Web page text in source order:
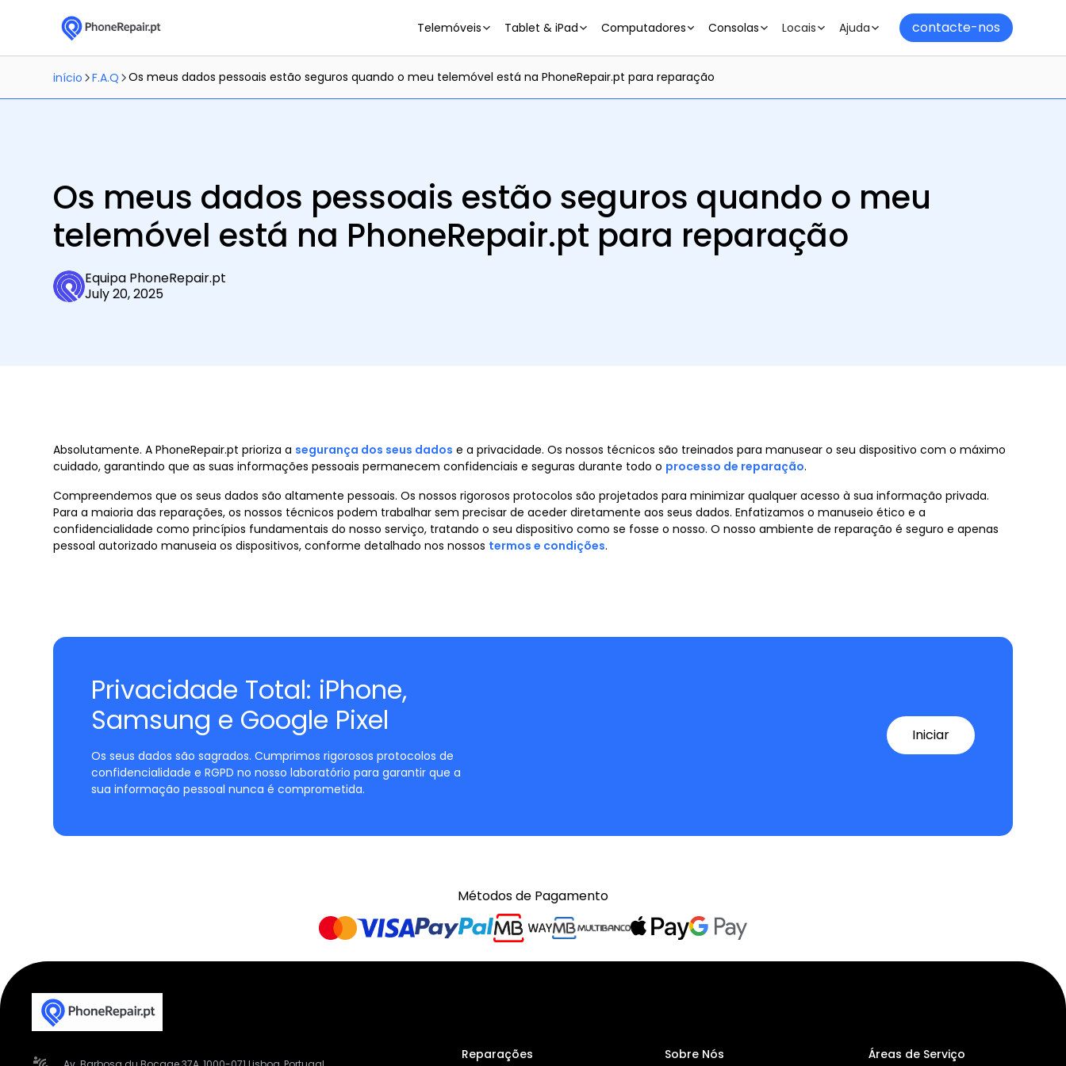
Telemóveis Tablet & iPad Computadores Consolas Locais Ajuda contacte-nos
início F.A.Q Os meus dados pessoais estão seguros quando o meu telemóvel está na PhoneRepair.pt para reparação
Os meus dados pessoais estão seguros quando o meu
telemóvel está na PhoneRepair.pt para reparação
Equipa PhoneRepair.pt
July 20, 2025
Absolutamente. A PhoneRepair.pt prioriza a segurança dos seus dados e a privacidade. Os nossos técnicos são treinados para manusear o seu dispositivo com o máximo
cuidado, garantindo que as suas informações pessoais permanecem confidenciais e seguras durante todo o processo de reparação.
Compreendemos que os seus dados são altamente pessoais. Os nossos rigorosos protocolos são projetados para minimizar qualquer acesso à sua informação privada.
Para a maioria das reparações, os nossos técnicos podem trabalhar sem precisar de aceder diretamente aos seus dados. Enfatizamos o manuseio ético e a
confidencialidade como princípios fundamentais do nosso serviço, tratando o seu dispositivo como se fosse o nosso. O nosso ambiente de reparação é seguro e apenas
pessoal autorizado manuseia os dispositivos, conforme detalhado nos nossos termos e condições.
Privacidade Total: iPhone,
Samsung e Google Pixel
Os seus dados são sagrados. Cumprimos rigorosos protocolos de
confidencialidade e RGPD no nosso laboratório para garantir que a
sua informação pessoal nunca é comprometida.
Iniciar
Métodos de Pagamento
Reparações Sobre Nós Áreas de Serviço